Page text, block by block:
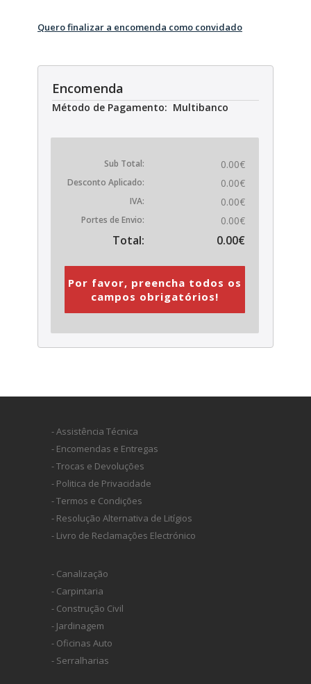
Quero finalizar a encomenda como convidado
Encomenda
Método de Pagamento: Multibanco
Sub Total: 0.00€
Desconto Aplicado: 0.00€
IVA: 0.00€
Portes de Envio: 0.00€
Total: 0.00€
Por favor, preencha todos os
campos obrigatórios!
- Assistência Técnica
- Encomendas e Entregas
- Trocas e Devoluções
- Politica de Privacidade
- Termos e Condições
- Resolução Alternativa de Litígios
- Livro de Reclamações Electrónico
- Canalização
- Carpintaria
- Construção Civil
- Jardinagem
- Oficinas Auto
- Serralharias